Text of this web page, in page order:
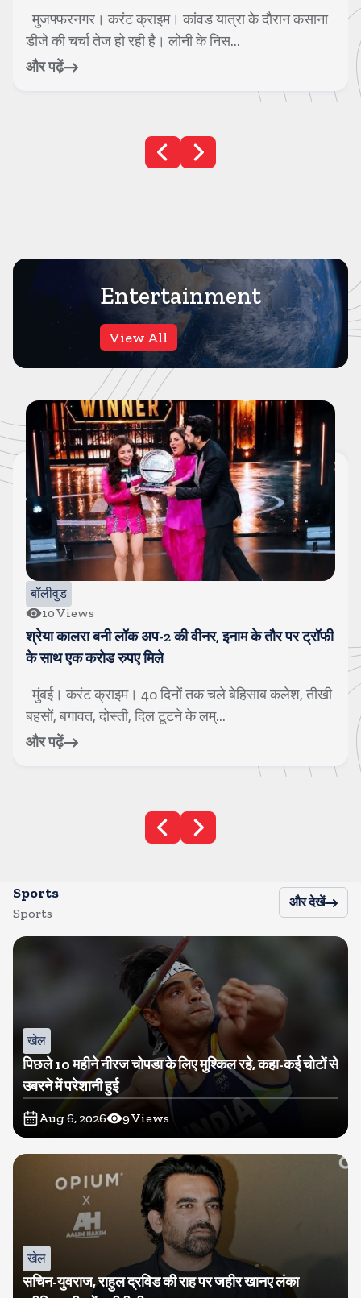
गाजियाबाद। करंट क्राइम। गाजियाबाद में गाजियाबाद-मेरठ
एक्सप्रेसवे पर भीषण सड़क हादसे में हरिद्व...
और पढ़ें
Entertainment
View All
बॉलीवुड
43 Views
नोरा फतेही बोलीं, हां, मोरक्को फुटबॉलर है उसका खास दोस्त
मुंबई। करंट क्राइम। बॉलीवुड डीवा नोरा फतेही की लव लाइफ
अकसर सुर्खियों में रहती है। पिछले कई मही...
और पढ़ें
Sports
Sports
और देखें
खेल
पिछले 10 महीने नीरज चोपडा के लिए मुश्किल रहे, कहा-कई चोटों से
उबरने में परेशानी हुई
Aug 6, 2026 9Views
खेल
सचिन-युवराज, राहुल द्रविड की राह पर जहीर खानए लंका